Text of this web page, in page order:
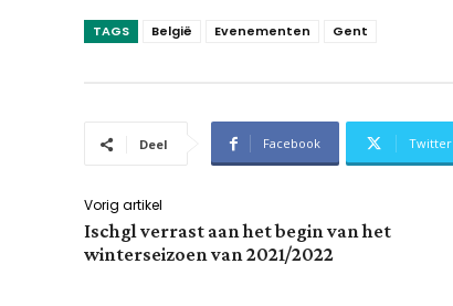
TAGS België Evenementen Gent
Deel Facebook Twitter
Vorig artikel
Ischgl verrast aan het begin van het
winterseizoen van 2021/2022